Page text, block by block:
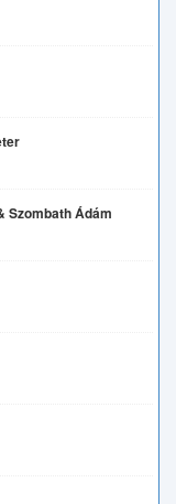
Szombath Ádám